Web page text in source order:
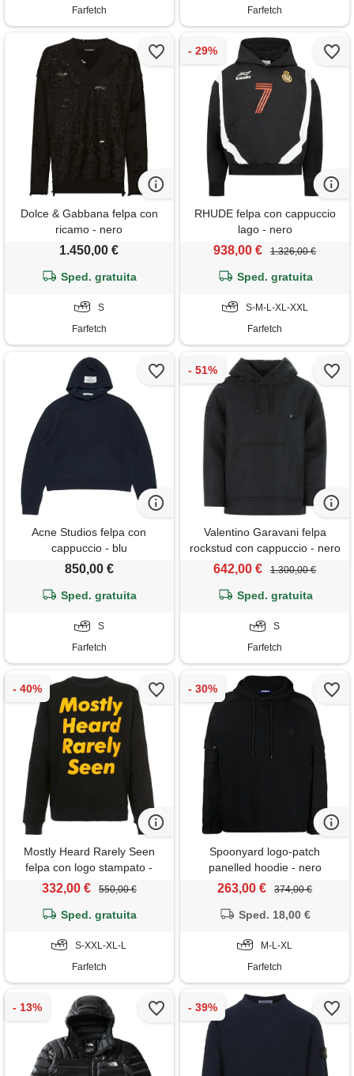
Farfetch Farfetch
Dolce & Gabbana felpa con
ricamo - nero
1.450,00 €
Sped. gratuita
S
Farfetch
RHUDE felpa con cappuccio
lago - nero
938,00 € 1.326,00 €
Sped. gratuita
S-M-L-XL-XXL
Farfetch
Acne Studios felpa con
cappuccio - blu
850,00 €
Sped. gratuita
S
Farfetch
Valentino Garavani felpa
rockstud con cappuccio - nero
642,00 € 1.300,00 €
Sped. gratuita
S
Farfetch
Mostly Heard Rarely Seen
felpa con logo stampato -
nero
332,00 € 550,00 €
Sped. gratuita
S-XXL-XL-L
Farfetch
Spoonyard logo-patch
panelled hoodie - nero
263,00 € 374,00 €
Sped. 18,00 €
M-L-XL
Farfetch